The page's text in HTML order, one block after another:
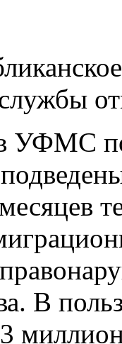
УФМС
В